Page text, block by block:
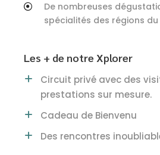
De nombreuses
spécialités des régions
Les + de notre Xplorer
Circuit privé avec des
prestations sur mesure.
Cadeau de Bienvenu
Des rencontres